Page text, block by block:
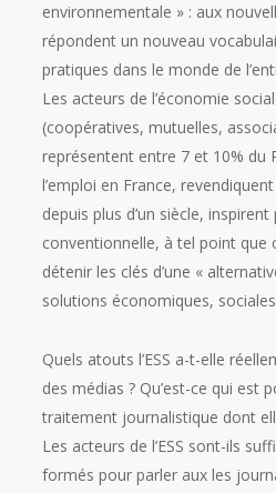
environnementale » : aux
répondent un nouveau
pratiques dans le monde de
Les acteurs de l’économie
(coopératives, mutuelles,
représentent entre 7 et 10% du
l’emploi en France,
depuis plus d’un siècle,
conventionnelle, à tel point que
détenir les clés d’une «
solutions économiques,
Quels atouts l’ESS a-t-elle
des médias ? Qu’est-ce qui est
traitement journalistique dont
Les acteurs de l’ESS sont-ils
formés pour parler aux les